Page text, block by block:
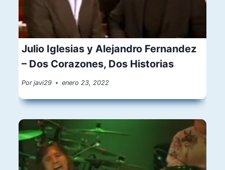
Julio Iglesias y Alejandro Fernandez
– Dos Corazones, Dos Historias
Por javi29 enero 23, 2022